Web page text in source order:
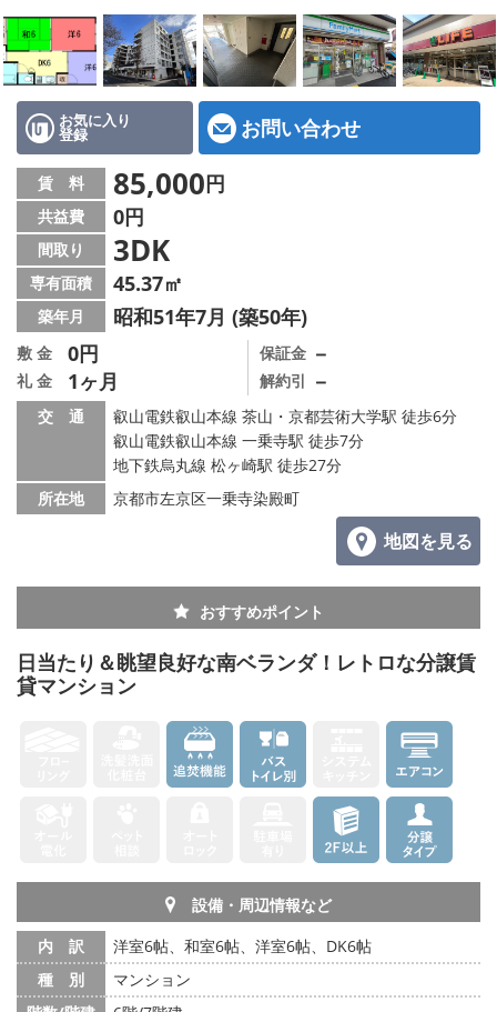
ハウスメーカー施工特集！
路線·駅から探す
IT重説について
スタッフ紹介
賃貸管理の北白川店
店舗情報·アクセス
会社概要
メールでお問い合わせ
お気に入り
登録 お問い合わせ
賃 料 85,000円
共益費 0円
間取り 3DK
専有面積 45.37㎡
築年月 昭和51年7月 (築50年)
敷 金 0円
礼 金 1ヶ月
保証金 －
解約引 －
交 通
叡山電鉄叡山本線 茶山・京都芸術大学駅 徒歩6分
叡山電鉄叡山本線 一乗寺駅 徒歩7分
地下鉄烏丸線 松ヶ崎駅 徒歩27分
所在地
京都市左京区一乗寺染殿町
地図を見る
おすすめポイント
日当たり＆眺望良好な南ベランダ！レトロな分譲賃
貸マンション
設備・周辺情報など
内 訳
洋室6帖、和室6帖、洋室6帖、DK6帖
種 別
マンション